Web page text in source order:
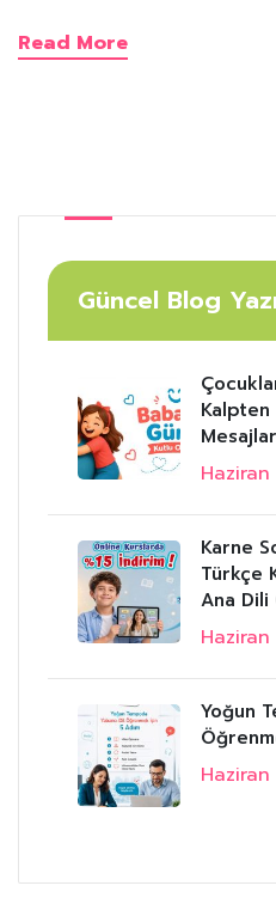
Read More
Güncel Blog
Kalpten
Karne
Türkçe
Ana
Yoğun